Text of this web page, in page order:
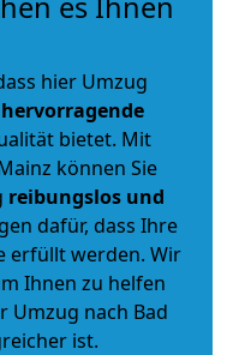
hier Umzug
hervorragende
bietet. Mit
können Sie
reibungslos und
dafür, dass Ihre
erfüllt werden. Wir
Ihnen zu helfen
Umzug nach Bad
ist.